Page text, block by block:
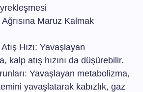
Ağrısına Maruz Kalmak
Hızı: Yavaşlayan
kalp atış hızını da düşürebilir.
Yavaşlayan metabolizma,
yavaşlatarak kabızlık, gaz